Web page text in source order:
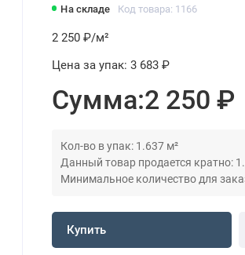
На складе Код товара: 1166
2 250 ₽/м²
Цена за упак: 3 683 ₽
Сумма:2 250 ₽
Кол-во в упак: 1.637 м²
Данный товар продается кратно:
Минимальное количество для
Купить